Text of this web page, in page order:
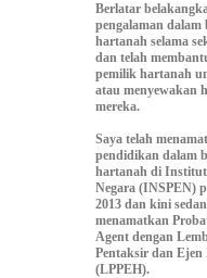
Berlatar
pengalaman dalam
hartanah selama
dan telah
pemilik hartanah
atau menyewakan
mereka.
Saya telah
pendidikan dalam
hartanah di
Negara (INSPEN)
2013 dan kini
menamatkan
Agent dengan
Pentaksir dan
(LPPEH).